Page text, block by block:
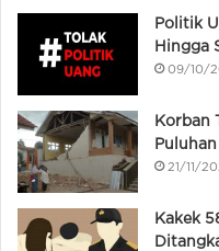
Politik
Hingga
09/10/
Korban
21/11/
Kakek